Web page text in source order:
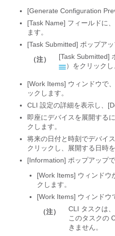
[Generate Configuration
[Task Name] フィールドに
ます。
[Task Submitted] ポップア
（注）
[Task Submitted]
）をクリックし
[Work Items] ウィンドウで
ックします。
CLI 設定の詳細を表示し、
即座にデバイスを展開する
クします。
将来の日付と時刻でデバイ
クリックし、展開する日時
[Information] ポップアップ
[Work Items] ウィンドウ
クします。
[Work Items] ウィンドウ
（注）
CLI タスクは
このタスクの
きません。